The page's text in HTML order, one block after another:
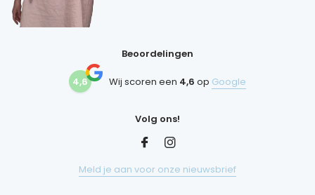
Beoordelingen
4,6 Wij scoren een 4,6 op Google
Volg ons!
Meld je aan voor onze nieuwsbrief